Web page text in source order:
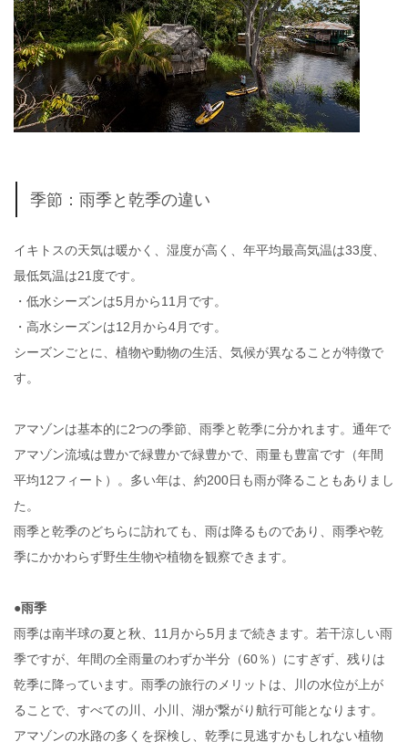
季節：雨季と乾季の違い
イキトスの天気は暖かく、湿度が高く、年平均最高気温は33度、
最低気温は21度です。
・低水シーズンは5月から11月です。
・高水シーズンは12月から4月です。
シーズンごとに、植物や動物の生活、気候が異なることが特徴で
す。
アマゾンは基本的に2つの季節、雨季と乾季に分かれます。通年で
アマゾン流域は豊かで緑豊かで緑豊かで、雨量も豊富です（年間
平均12フィート）。多い年は、約200日も雨が降ることもありまし
た。
雨季と乾季のどちらに訪れても、雨は降るものであり、雨季や乾
季にかかわらず野生生物や植物を観察できます。
●雨季
雨季は南半球の夏と秋、11月から5月まで続きます。若干涼しい雨
季ですが、年間の全雨量のわずか半分（60％）にすぎず、残りは
乾季に降っています。雨季の旅行のメリットは、川の水位が上が
ることで、すべての川、小川、湖が繋がり航行可能となります。
アマゾンの水路の多くを探検し、乾季に見逃すかもしれない植物